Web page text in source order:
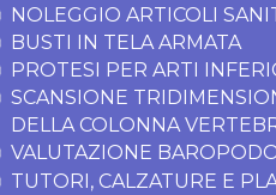
NOLEGGIO ARTICOLI
BUSTI IN TELA ARMATA
PROTESI PER ARTI
SCANSIONE
DELLA COLONNA
VALUTAZIONE
TUTORI, CALZATURE E